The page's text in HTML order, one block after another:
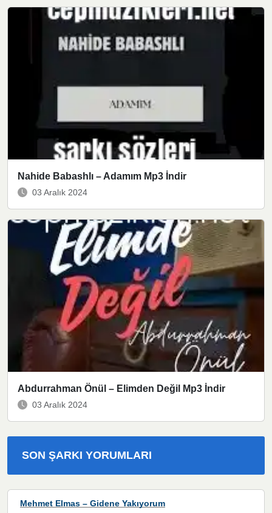
Nahide Babashlı – Adamım Mp3 İndir
03 Aralık 2024
Abdurrahman Önül – Elimden Değil Mp3 İndir
03 Aralık 2024
SON ŞARKI YORUMLARI
Mehmet Elmas – Gidene Yakıyorum